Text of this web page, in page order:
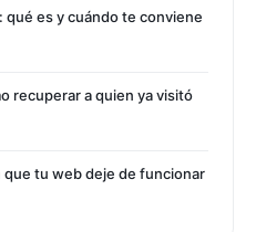
qué es y cuándo te conviene
recuperar a quien ya visitó
que tu web deje de funcionar